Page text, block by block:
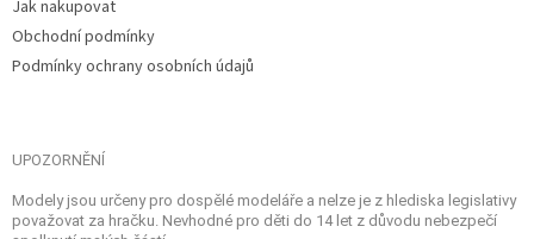
Jak nakupovat
Obchodní podmínky
Podmínky ochrany osobních údajů
UPOZORNĚNÍ
Modely jsou určeny pro dospělé modeláře a nelze je z hlediska legislativy
považovat za hračku. Nevhodné pro děti do 14 let z důvodu nebezpečí